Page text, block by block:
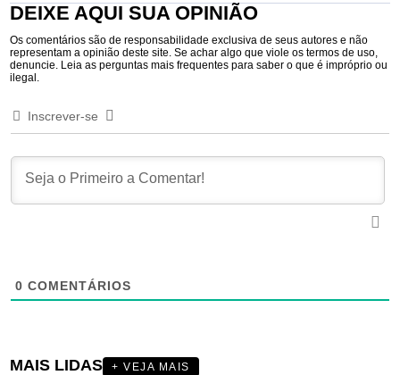
DEIXE AQUI SUA OPINIÃO
Os comentários são de responsabilidade exclusiva de seus autores e não
representam a opinião deste site. Se achar algo que viole os termos de uso,
denuncie. Leia as perguntas mais frequentes para saber o que é impróprio ou
ilegal.
Inscrever-se
0 COMENTÁRIOS
MAIS LIDAS + VEJA MAIS